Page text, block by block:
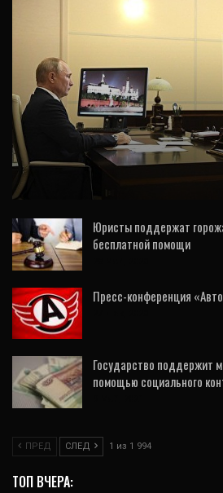
НОВОСТИ
Владимир Путин назвал
голосования по
Юристы поддержат
бесплатной помощи
Пресс-конференция
Государство поддержит
помощью социального
ПРЕД СЛЕД 1 из 1 994
ТОП ВЧЕРА: